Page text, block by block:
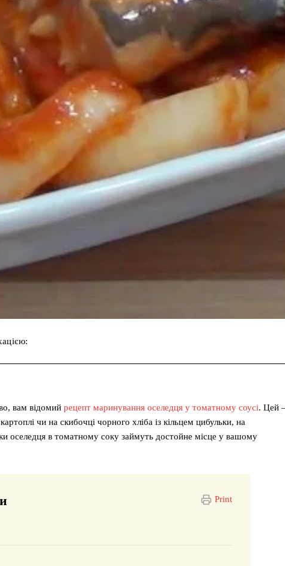
вам відомий рецепт маринування оселедця у томатному соусі. Цей
чи на скибочці чорного хліба із кільцем цибульки, на
оселедця в томатному соку займуть достойне місце у вашому
Print